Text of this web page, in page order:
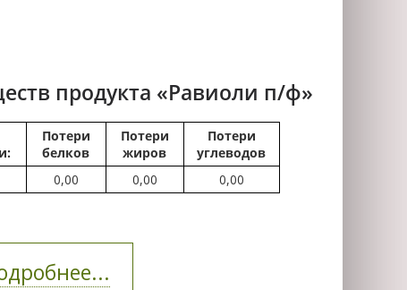
продукта «Равиоли п/ф»
Потери
белков
Потери
жиров
Потери
углеводов
0,00 0,00 0,00